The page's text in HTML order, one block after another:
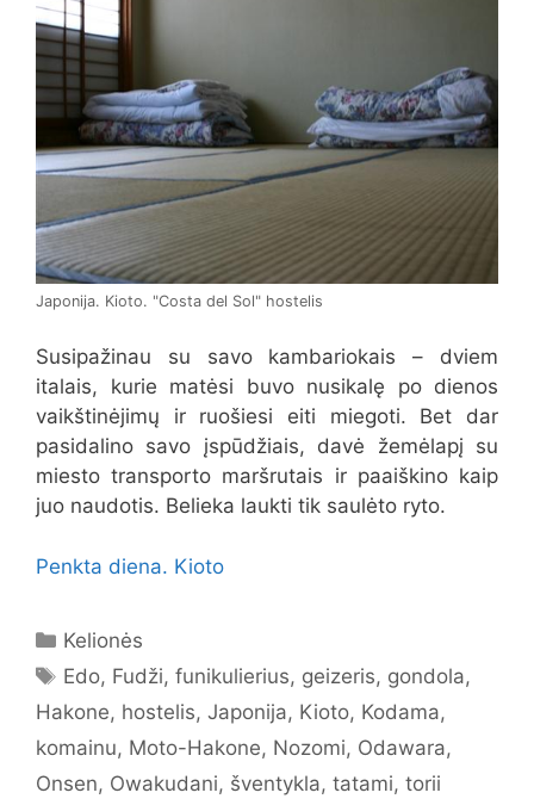
Japonija. Kioto. "Costa del Sol" hostelis
Susipažinau su savo kambariokais – dviem
italais, kurie matėsi buvo nusikalę po dienos
vaikštinėjimų ir ruošiesi eiti miegoti. Bet dar
pasidalino savo įspūdžiais, davė žemėlapį su
miesto transporto maršrutais ir paaiškino kaip
juo naudotis. Belieka laukti tik saulėto ryto.
Penkta diena. Kioto
Categories
Kelionės
Tags
Edo, Fudži,funikulierius, geizeris, gondola,
Hakone, hostelis, Japonija, Kioto, Kodama,
komainu, Moto-Hakone, Nozomi, Odawara,
Onsen, Owakudani, šventykla, tatami, torii